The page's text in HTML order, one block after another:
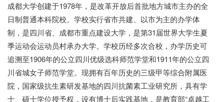
成都大学创建于1978年，是改革开放后首批地方城市主办的全
日制普通本科院校。学校实行省市共建、以市为主的办学体
制，是四川省、成都市重点建设大学，是第31届世界大学生夏
季运动会运动员村承办大学。学校历经多次合校，办学历史可
追溯至1906年的公立四川优级选科师范学堂和1911年的公立四
川省城女子师范学堂。现拥有百年历史的三级甲等综合附属医
院，国家级抗生素研发基地的四川抗菌素工业研究所，具有学
士、硕士学位授予权，设有博士后实践基地，是教育部“卓越工